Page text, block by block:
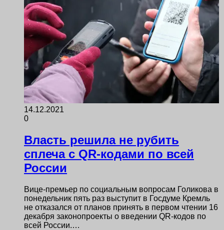
14.12.2021
0
Власть решила не рубить
сплеча с QR-кодами по всей
России
Вице-премьер по социальным вопросам Голикова в
понедельник пять раз выступит в Госдуме Кремль
не отказался от планов принять в первом чтении 16
декабря законопроекты о введении QR-кодов по
всей России.…